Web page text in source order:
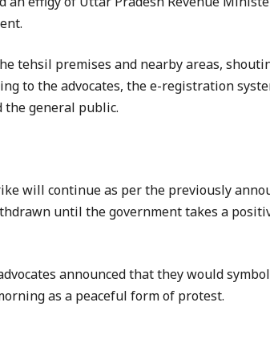
tehsil premises and nearby areas,
to the advocates, the e-registration
general public.
will continue as per the previously
until the government takes a
announced that they would
as a peaceful form of protest.